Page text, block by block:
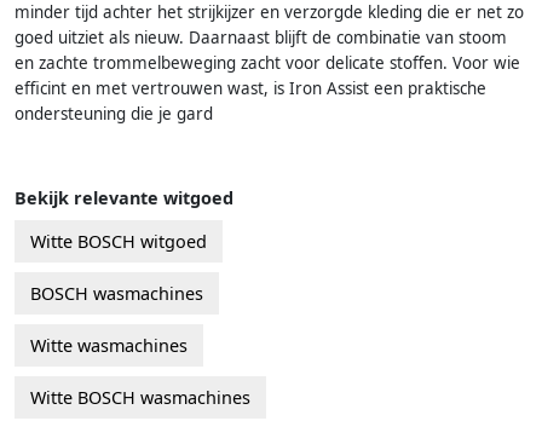
minder tijd achter het strijkijzer en verzorgde kleding die er net zo
goed uitziet als nieuw. Daarnaast blijft de combinatie van stoom
en zachte trommelbeweging zacht voor delicate stoffen. Voor wie
efficint en met vertrouwen wast, is Iron Assist een praktische
ondersteuning die je gard
Bekijk relevante witgoed
Witte BOSCH witgoed
BOSCH wasmachines
Witte wasmachines
Witte BOSCH wasmachines